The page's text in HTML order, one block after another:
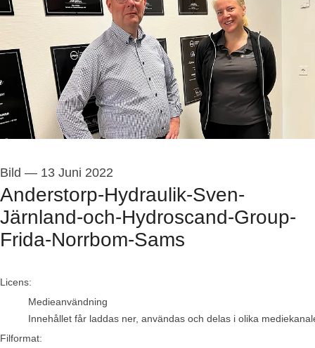
Bild — 13 Juni 2022
Anderstorp-Hydraulik-Sven-
Järnland-och-Hydroscand-Group-
Frida-Norrbom-Sams
go to media item
Licens:
Medieanvändning
Innehållet får laddas ner, användas och delas i olika
Filformat: